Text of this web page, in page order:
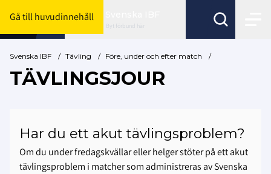
Gå till huvudinnehåll
Byt förbund här
Svenska IBF / Tävling / Före, under och efter match /
TÄVLINGSJOUR
Har du ett akut tävlingsproblem?
Om du under fredagskvällar eller helger stöter på ett akut
tävlingsproblem i matcher som administreras av Svenska